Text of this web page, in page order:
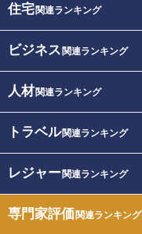
住宅関連ランキング
ビジネス 関連ランキング
人材関連ランキング
トラベル関連ランキング
レジャー関連ランキング
専門家評価関連ランキング